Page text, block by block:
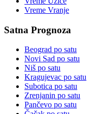
Vreme Vranje
Satna Prognoza
Beograd po satu
Novi Sad po satu
Niš po satu
Kragujevac po satu
Subotica po satu
Zrenjanin po satu
Pančevo po satu